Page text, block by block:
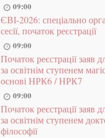
09:00
ЄВІ-2026: спеціально
сесії, початок реєстрації
09:00
Початок реєстрації заяв
за освітнім ступенем
основі НРК6 / НРК7
09:00
Початок реєстрації заяв
за освітнім ступенем
філософії